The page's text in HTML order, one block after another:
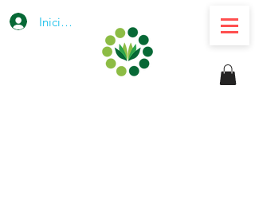
Iniciar sesión